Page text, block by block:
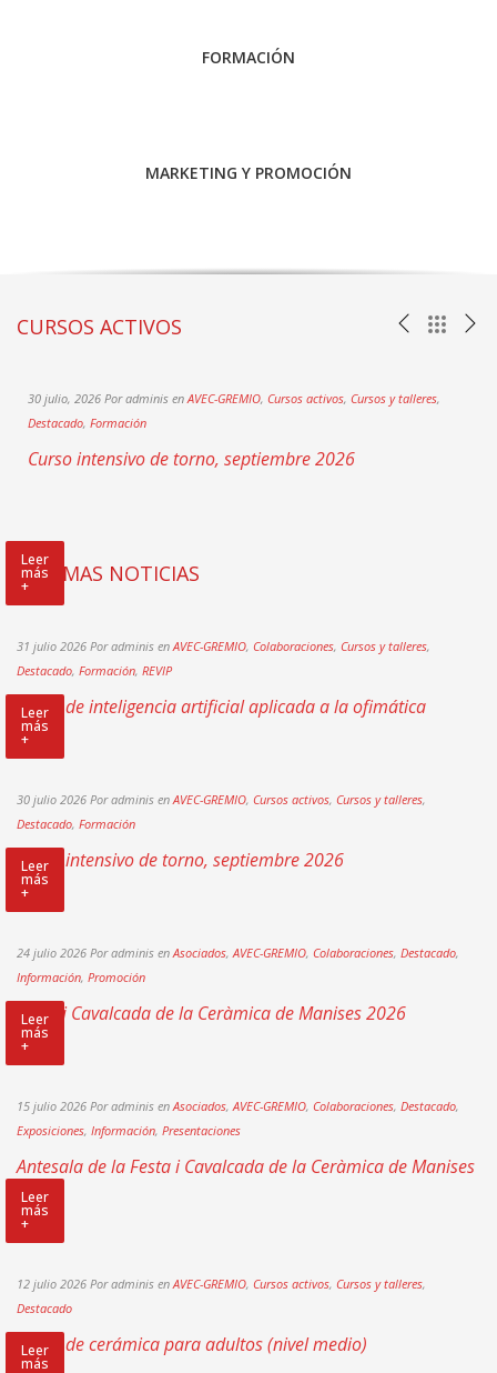
FORMACIÓN
MARKETING Y PROMOCIÓN
CURSOS ACTIVOS
30 julio, 2026 Por adminis en AVEC-GREMIO, Cursos activos, Cursos y talleres,
Destacado, Formación
Curso intensivo de torno, septiembre 2026
ÚLTIMAS NOTICIAS
Leer
más
+
31 julio 2026 Por adminis en AVEC-GREMIO, Colaboraciones, Cursos y talleres,
Destacado, Formación, REVIP
Curso de inteligencia artificial aplicada a la ofimática
Leer
más
+
30 julio 2026 Por adminis en AVEC-GREMIO, Cursos activos, Cursos y talleres,
Destacado, Formación
Curso intensivo de torno, septiembre 2026
Leer
más
+
24 julio 2026 Por adminis en Asociados, AVEC-GREMIO, Colaboraciones, Destacado,
Información, Promoción
Festa i Cavalcada de la Ceràmica de Manises 2026
Leer
más
+
15 julio 2026 Por adminis en Asociados, AVEC-GREMIO, Colaboraciones, Destacado,
Exposiciones, Información, Presentaciones
Antesala de la Festa i Cavalcada de la Ceràmica de Manises
2026
Leer
más
+
12 julio 2026 Por adminis en AVEC-GREMIO, Cursos activos, Cursos y talleres,
Destacado
Curso de cerámica para adultos (nivel medio)
Leer
más